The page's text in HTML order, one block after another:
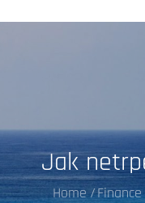
Jak
Home Finance